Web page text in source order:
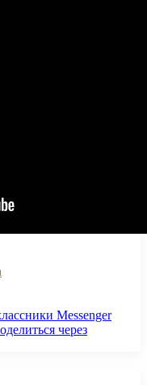
Messenger
через